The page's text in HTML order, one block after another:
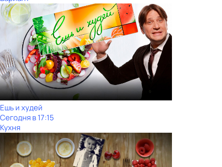
Ешь и худей
Сегодня в 17:15
Кухня